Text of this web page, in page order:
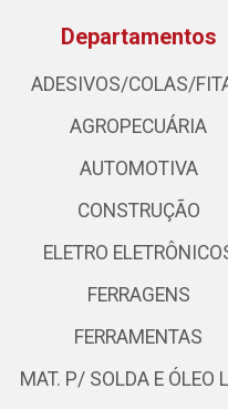
Departamentos
ADESIVOS/COLAS/
AGROPECUÁRIA
AUTOMOTIVA
CONSTRUÇÃO
ELETRO
FERRAGENS
FERRAMENTAS
MAT. P/ SOLDA E ÓLEO